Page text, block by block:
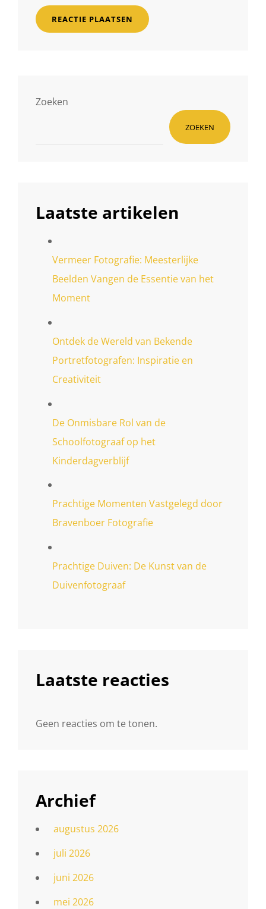
Zoeken
ZOEKEN
Laatste artikelen
Vermeer Fotografie: Meesterlijke
Beelden Vangen de Essentie van het
Moment
Ontdek de Wereld van Bekende
Portretfotografen: Inspiratie en
Creativiteit
De Onmisbare Rol van de
Schoolfotograaf op het
Kinderdagverblijf
Prachtige Momenten Vastgelegd door
Bravenboer Fotografie
Prachtige Duiven: De Kunst van de
Duivenfotograaf
Laatste reacties
Geen reacties om te tonen.
Archief
augustus 2026
juli 2026
juni 2026
mei 2026